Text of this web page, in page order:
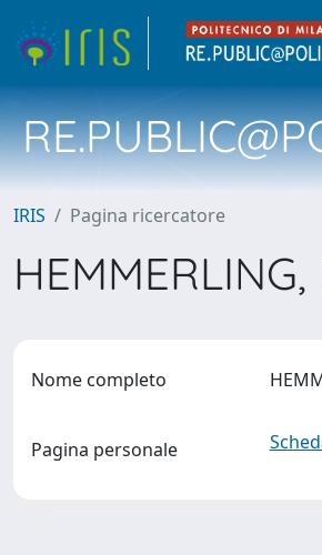
IRIS Pagina ricercatore
Nome completo
Pagina personale